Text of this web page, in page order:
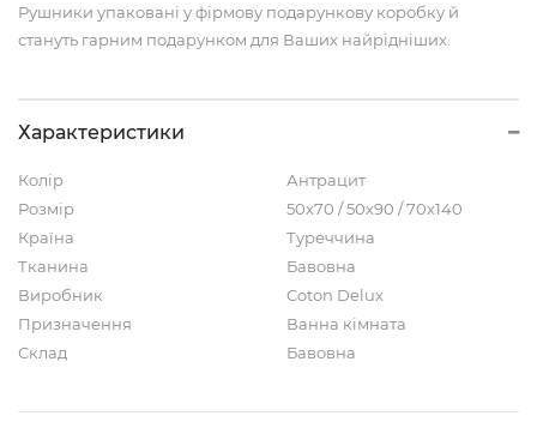
Рушники упаковані у фірмову подарункову коробку й
стануть гарним подарунком для Ваших найрідніших.
Характеристики
Колір
Антрацит
Розмір
50х70 / 50х90 / 70х140
Країна
Туреччина
Тканина
Бавовна
Виробник
Coton Delux
Призначення
Ванна кімната
Склад
Бавовна